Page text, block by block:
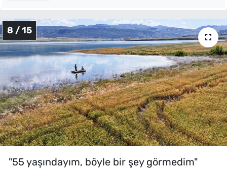
8 / 15
"55 yaşındayım, böyle bir şey görmedim"